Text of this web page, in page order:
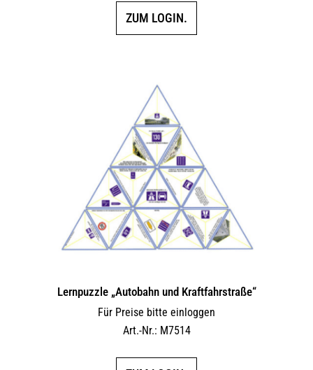
ZUM LOGIN.
Lernpuzzle „Autobahn und Kraftfahrstraße“
Für Preise bitte einloggen
Art.-Nr.: M7514